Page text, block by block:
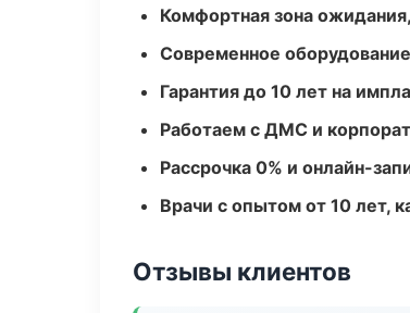
Комфортная зона
Современное
Гарантия до 10 лет на
Работаем с ДМС и
Рассрочка 0% и онлайн-
Врачи с опытом от 10 лет,
Отзывы клиентов